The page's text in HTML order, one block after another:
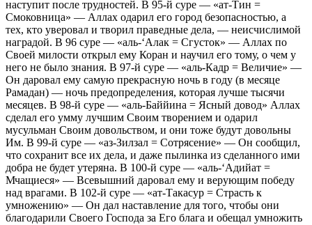
наступит после трудностей. В 95-й суре — «ат-Тин =
Смоковница» — Аллах одарил его город безопасностью, а
тех, кто уверовал и творил праведные дела, — неисчислимой
наградой. В 96 суре — «аль-‘Алак = Сгусток» — Аллах по
Своей милости открыл ему Коран и научил его тому, о чем у
него не было знания. В 97-й суре — «аль-Кадр = Величие» —
Он даровал ему самую прекрасную ночь в году (в месяце
Рамадан) — ночь предопределения, которая лучше тысячи
месяцев. В 98-й суре — «аль-Баййина = Ясный довод» Аллах
сделал его умму лучшим Своим творением и одарил
мусульман Своим довольством, и они тоже будут довольны
Им. В 99-й суре — «аз-Зилзал = Сотрясение» — Он сообщил,
что сохранит все их дела, и даже пылинка из сделанного ими
добра не будет утеряна. В 100-й суре — «аль-‘Адийат =
Мчащиеся» — Всевышний даровал ему и верующим победу
над врагами. В 102-й суре — «ат-Такасур = Страсть к
умножению» — Он дал наставление для того, чтобы они
благодарили Своего Господа за Его блага и обещал умножить